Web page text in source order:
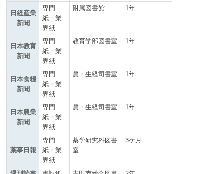
日経産業
新聞
専門
紙・業
界紙
附属図書館 1年
日本教育
新聞
専門
紙・業
界紙
教育学部図書室 1年
日本食糧
新聞
専門
紙・業
界紙
農・生経司書室 1年
日本農業
新聞
専門
紙・業
界紙
農・生経司書室 1年
薬事日報
専門
紙・業
界紙
薬学研究科図書
室
3ケ月